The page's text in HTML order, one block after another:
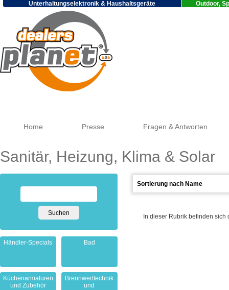
Unterhaltungselektronik & Haushaltsgeräte Outdoor,
Home Presse Fragen & Antworten
Sanitär, Heizung, Klima & Solar
In dieser Rubrik befinden
Händler-Specials Bad
Küchenarmaturen
und Zubehör
Brennwerttechnik
und